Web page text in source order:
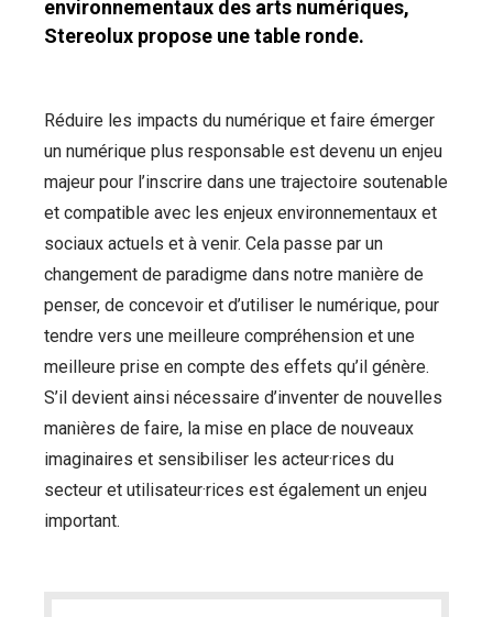
environnementaux des arts numériques,
Stereolux propose une table ronde.
Réduire les impacts du numérique et faire émerger
un numérique plus responsable est devenu un enjeu
majeur pour l’inscrire dans une trajectoire soutenable
et compatible avec les enjeux environnementaux et
sociaux actuels et à venir. Cela passe par un
changement de paradigme dans notre manière de
penser, de concevoir et d’utiliser le numérique, pour
tendre vers une meilleure compréhension et une
meilleure prise en compte des effets qu’il génère.
S’il devient ainsi nécessaire d’inventer de nouvelles
manières de faire, la mise en place de nouveaux
imaginaires et sensibiliser les acteur·rices du
secteur et utilisateur·rices est également un enjeu
important.